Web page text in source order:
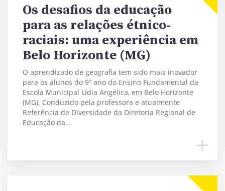
Os desafios da educação
para as relações étnico-
raciais: uma experiência em
Belo Horizonte (MG)
O aprendizado de geografia tem sido mais inovador
para os alunos do 9º ano do Ensino Fundamental da
Escola Municipal Lídia Angélica, em Belo Horizonte
(MG). Conduzido pela professora e atualmente
Referência de Diversidade da Diretoria Regional de
Educação da…